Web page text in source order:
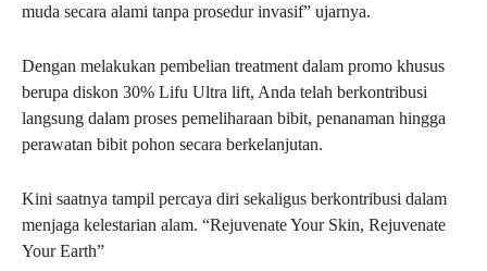
muda secara alami tanpa prosedur invasif” ujarnya.
Dengan melakukan pembelian treatment dalam promo khusus
berupa diskon 30% Lifu Ultra lift, Anda telah berkontribusi
langsung dalam proses pemeliharaan bibit, penanaman hingga
perawatan bibit pohon secara berkelanjutan.
Kini saatnya tampil percaya diri sekaligus berkontribusi dalam
menjaga kelestarian alam. “Rejuvenate Your Skin, Rejuvenate
Your Earth”